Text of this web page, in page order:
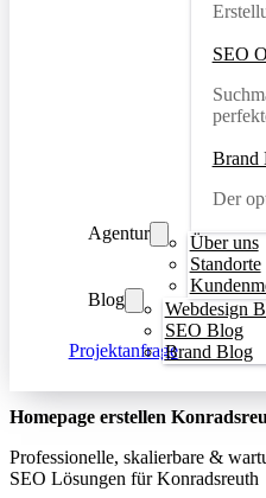
SEO
Brand
Der
Agentur
Über uns
Standorte
Blog
Webdesign
SEO Blog
Brand Blog
Projektanfrage
Homepage erstellen
Professionelle, skalierbare &
SEO Lösungen für Konradsreuth